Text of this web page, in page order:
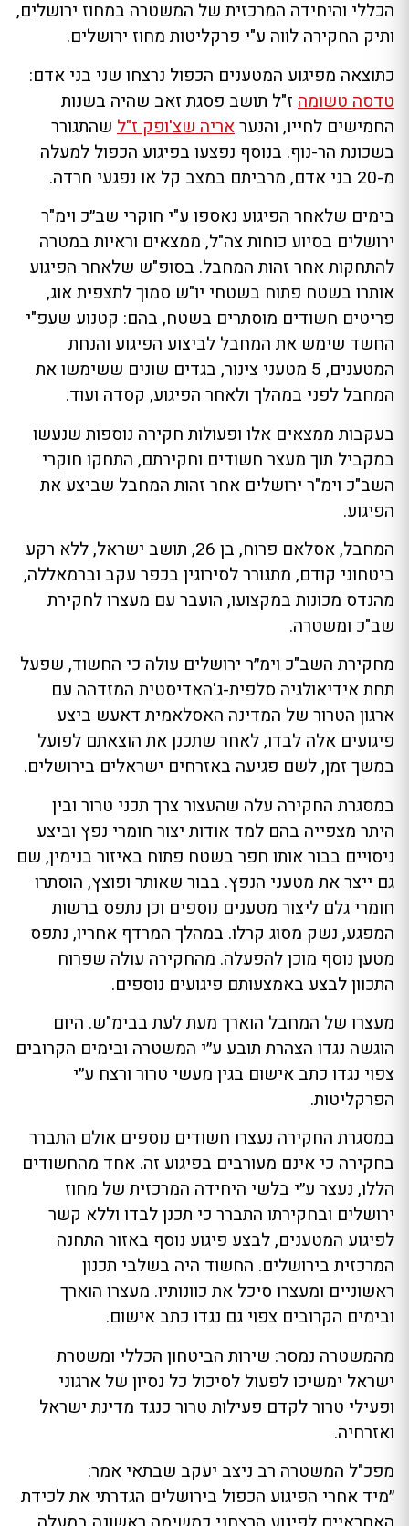
הכללי והיחידה המרכזית של המשטרה במחוז ירושלים,
ותיק החקירה לווה ע"י פרקליטות מחוז ירושלים.
כתוצאה מפיגוע המטענים הכפול נרצחו שני בני אדם:
טדסה טשומה ז"ל תושב פסגת זאב שהיה בשנות
החמישים לחייו, והנעראריה שצ'ופק ז"ל שהתגורר
בשכונת הר-נוף. בנוסף נפצעו בפיגוע הכפול למעלה
מ-20 בני אדם, מרביתם במצב קל או נפגעי חרדה.
בימים שלאחר הפיגוע נאספו ע"י חוקרי שב״כ וימ"ר
ירושלים בסיוע כוחות צה"ל, ממצאים וראיות במטרה
להתחקות אחר זהות המחבל. בסופ"ש שלאחר הפיגוע
אותרו בשטח פתוח בשטחי יו"ש סמוך לתצפית אוג,
פריטים חשודים מוסתרים בשטח, בהם: קטנוע שעפ"י
החשד שימש את המחבל לביצוע הפיגוע והנחת
המטענים, 5 מטעני צינור, בגדים שונים ששימשו את
המחבל לפני במהלך ולאחר הפיגוע, קסדה ועוד.
בעקבות ממצאים אלו ופעולות חקירה נוספות שנעשו
במקביל תוך מעצר חשודים וחקירתם, התחקו חוקרי
השב"כ וימ"ר ירושלים אחר זהות המחבל שביצע את
הפיגוע.
המחבל, אסלאם פרוח, בן 26, תושב ישראל, ללא רקע
ביטחוני קודם, מתגורר לסירוגין בכפר עקב וברמאללה,
מהנדס מכונות במקצועו, הועבר עם מעצרו לחקירת
שב"כ ומשטרה.
מחקירת השב"כ וימ״ר ירושלים עולה כי החשוד, שפעל
תחת אידיאולגיה סלפית-ג'האדיסטית המזדהה עם
ארגון הטרור של המדינה האסלאמית דאעש ביצע
פיגועים אלה לבדו, לאחר שתכנן את הוצאתם לפועל
במשך זמן, לשם פגיעה באזרחים ישראלים בירושלים.
במסגרת החקירה עלה שהעצור צרך תכני טרור ובין
היתר מצפייה בהם למד אודות יצור חומרי נפץ וביצע
ניסויים בבור אותו חפר בשטח פתוח באיזור בנימין, שם
גם ייצר את מטעני הנפץ. בבור שאותר ופוצץ, הוסתרו
חומרי גלם ליצור מטענים נוספים וכן נתפס ברשות
המפגע, נשק מסוג קרלו. במהלך המרדף אחריו, נתפס
מטען נוסף מוכן להפעלה. מהחקירה עולה שפרוח
התכוון לבצע באמצעותם פיגועים נוספים.
מעצרו של המחבל הוארך מעת לעת בבימ"ש. היום
הוגשה נגדו הצהרת תובע ע״י המשטרה ובימים הקרובים
צפוי נגדו כתב אישום בגין מעשי טרור ורצח ע״י
הפרקליטות.
במסגרת החקירה נעצרו חשודים נוספים אולם התברר
בחקירה כי אינם מעורבים בפיגוע זה. אחד מהחשודים
הללו, נעצר ע״י בלשי היחידה המרכזית של מחוז
ירושלים ובחקירתו התברר כי תכנן לבדו וללא קשר
לפיגוע המטענים, לבצע פיגוע נוסף באזור התחנה
המרכזית בירושלים. החשוד היה בשלבי תכנון
ראשוניים ומעצרו סיכל את כוונותיו. מעצרו הוארך
ובימים הקרובים צפוי גם נגדו כתב אישום.
מהמשטרה נמסר: שירות הביטחון הכללי ומשטרת
ישראל ימשיכו לפעול לסיכול כל נסיון של ארגוני
ופעילי טרור לקדם פעילות טרור כנגד מדינת ישראל
ואזרחיה.
מפכ"ל המשטרה רב ניצב יעקב שבתאי אמר:
״מיד אחרי הפיגוע הכפול בירושלים הגדרתי את לכידת